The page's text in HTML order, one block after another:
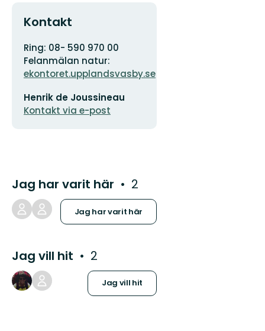
Kontakt
Adress
Ring: 08- 590 970 00
Felanmälan natur:
ekontoret.upplandsvasby.se
postadress
Henrik de Joussineau
Kontakt via e-post
Jag har varit här 2
Jag har varit här
Jag vill hit 2
Jag vill hit